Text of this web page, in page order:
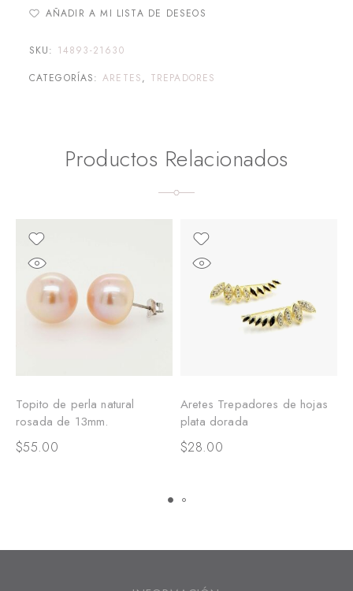
AÑADIR A MI LISTA DE DESEOS
SKU: 14893-21630
CATEGORÍAS: ARETES, TREPADORES
Productos Relacionados
Topito de perla natural
rosada de 13mm.
$55.00
Aretes Trepadores de hojas
plata dorada
$28.00